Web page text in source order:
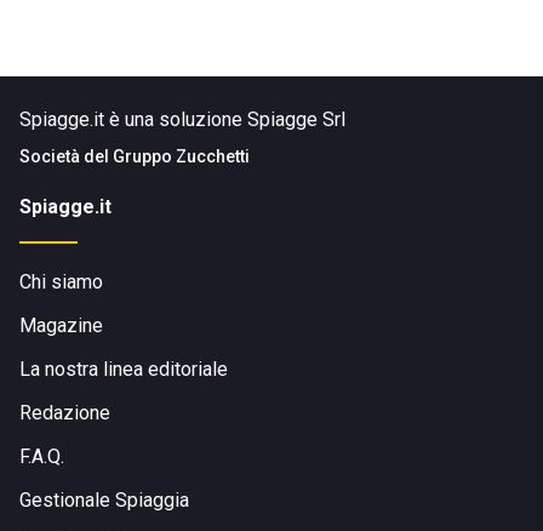
Spiagge.it è una soluzione Spiagge Srl
Società del Gruppo Zucchetti
Spiagge.it
Chi siamo
Magazine
La nostra linea editoriale
Redazione
F.A.Q.
Gestionale Spiaggia